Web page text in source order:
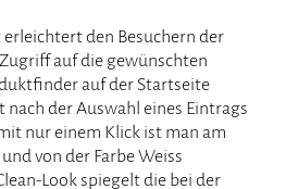
den Besuchern der
auf die gewünschten
auf der Startseite
der Auswahl eines Eintrags
nur einem Klick ist man am
von der Farbe Weiss
Look spiegelt die bei der